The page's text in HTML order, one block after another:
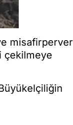
misafirperver
çekilmeye